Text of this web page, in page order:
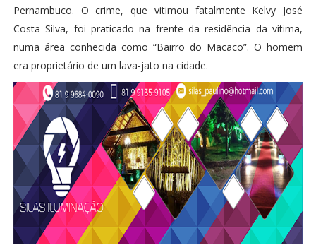
Pernambuco. O crime, que vitimou fatalmente Kelvy José
Costa Silva, foi praticado na frente da residência da vítima,
numa área conhecida como “Bairro do Macaco”. O homem
era proprietário de um lava-jato na cidade.